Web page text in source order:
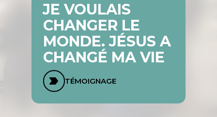
JE VOULAIS
CHANGER LE
MONDE. JÉSUS A
CHANGÉ MA VIE
TÉMOIGNAGE